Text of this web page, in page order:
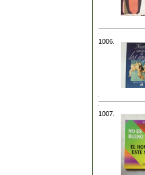
1006.
1007.